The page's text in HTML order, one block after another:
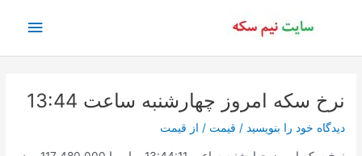
اصلی
نرخ سکه امروز چهارشنبه ساعت 13:44
دیدگاه‌ خود را بنویسید / قیمت / از قیمت